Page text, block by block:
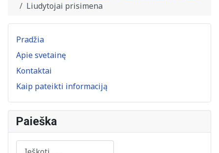
Liudytojai prisimena
Pradžia
Apie svetainę
Kontaktai
Kaip pateikti informaciją
Paieška
Paieška